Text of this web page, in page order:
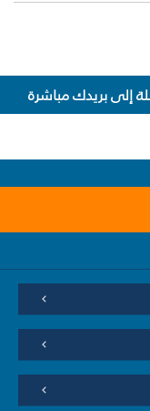
بريدك مباشرة